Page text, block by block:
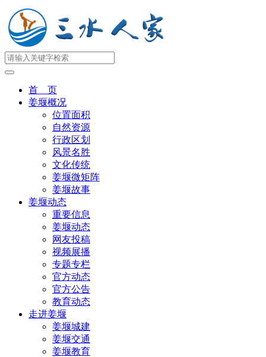
首 页
姜堰概况
位置面积
自然资源
行政区划
风景名胜
文化传统
姜堰微矩阵
姜堰故事
姜堰动态
重要信息
姜堰动态
网友投稿
视频展播
专题专栏
官方动态
官方公告
教育动态
走进姜堰
姜堰城建
姜堰交通
姜堰教育